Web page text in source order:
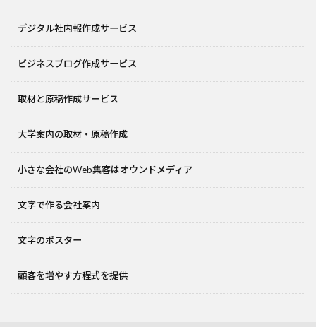
デジタル社内報作成サービス
ビジネスブログ作成サービス
取材と原稿作成サービス
大学案内の取材・原稿作成
小さな会社のWeb集客はオウンドメディア
文字で作る会社案内
文字のポスター
顧客を増やす方程式を提供